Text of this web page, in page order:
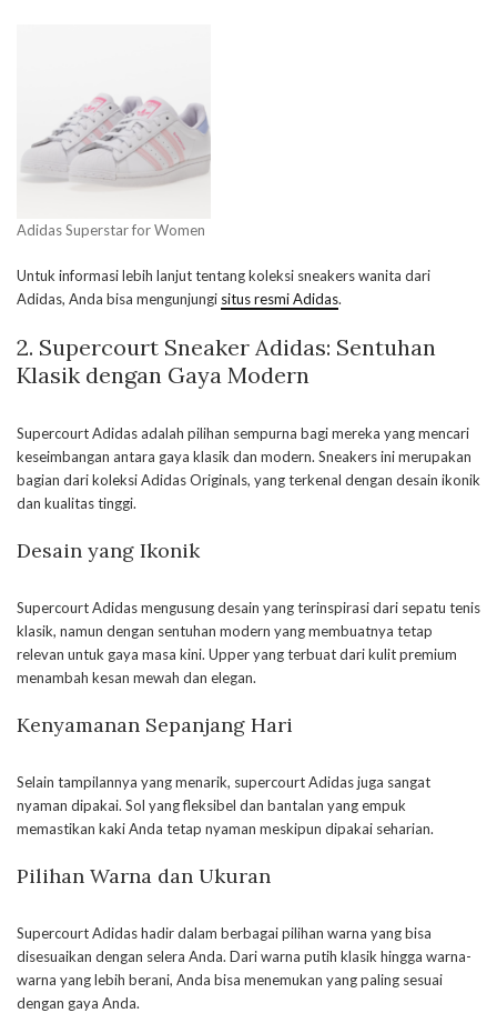
Adidas Superstar for Women
Untuk informasi lebih lanjut tentang koleksi sneakers wanita dari
Adidas, Anda bisa mengunjungi situs resmi Adidas.
2. Supercourt Sneaker Adidas: Sentuhan
Klasik dengan Gaya Modern
Supercourt Adidas adalah pilihan sempurna bagi mereka yang mencari
keseimbangan antara gaya klasik dan modern. Sneakers ini merupakan
bagian dari koleksi Adidas Originals, yang terkenal dengan desain ikonik
dan kualitas tinggi.
Desain yang Ikonik
Supercourt Adidas mengusung desain yang terinspirasi dari sepatu tenis
klasik, namun dengan sentuhan modern yang membuatnya tetap
relevan untuk gaya masa kini. Upper yang terbuat dari kulit premium
menambah kesan mewah dan elegan.
Kenyamanan Sepanjang Hari
Selain tampilannya yang menarik, supercourt Adidas juga sangat
nyaman dipakai. Sol yang fleksibel dan bantalan yang empuk
memastikan kaki Anda tetap nyaman meskipun dipakai seharian.
Pilihan Warna dan Ukuran
Supercourt Adidas hadir dalam berbagai pilihan warna yang bisa
disesuaikan dengan selera Anda. Dari warna putih klasik hingga warna-
warna yang lebih berani, Anda bisa menemukan yang paling sesuai
dengan gaya Anda.